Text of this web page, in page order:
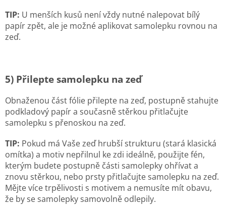
TIP: U menších kusů není vždy nutné nalepovat bílý
papír zpět, ale je možné aplikovat samolepku rovnou na
zeď.
5) Přilepte samolepku na zeď
Obnaženou část fólie přilepte na zeď, postupně stahujte
podkladový papír a současně stěrkou přitlačujte
samolepku s přenoskou na zeď.
TIP: Pokud má Vaše zeď hrubší strukturu (stará klasická
omítka) a motiv nepřilnul ke zdi ideálně, použijte fén,
kterým budete postupně části samolepky ohřívat a
znovu stěrkou, nebo prsty přitlačujte samolepku na zeď.
Mějte více trpělivosti s motivem a nemusíte mít obavu,
že by se samolepky samovolně odlepily.